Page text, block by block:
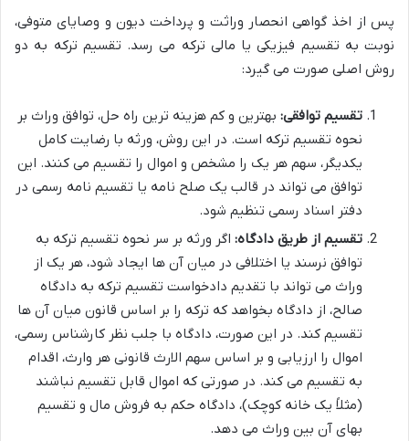
پس از اخذ گواهی انحصار وراثت و پرداخت دیون و وصایای متوفی،
نوبت به تقسیم فیزیکی یا مالی ترکه می رسد. تقسیم ترکه به دو
روش اصلی صورت می گیرد:
تقسیم توافقی: بهترین و کم هزینه ترین راه حل، توافق وراث بر
نحوه تقسیم ترکه است. در این روش، ورثه با رضایت کامل
یکدیگر، سهم هر یک را مشخص و اموال را تقسیم می کنند. این
توافق می تواند در قالب یک صلح نامه یا تقسیم نامه رسمی در
دفتر اسناد رسمی تنظیم شود.
تقسیم از طریق دادگاه: اگر ورثه بر سر نحوه تقسیم ترکه به
توافق نرسند یا اختلافی در میان آن ها ایجاد شود، هر یک از
وراث می تواند با تقدیم دادخواست تقسیم ترکه به دادگاه
صالح، از دادگاه بخواهد که ترکه را بر اساس قانون میان آن ها
تقسیم کند. در این صورت، دادگاه با جلب نظر کارشناس رسمی،
اموال را ارزیابی و بر اساس سهم الارث قانونی هر وارث، اقدام
به تقسیم می کند. در صورتی که اموال قابل تقسیم نباشند
(مثلاً یک خانه کوچک)، دادگاه حکم به فروش مال و تقسیم
بهای آن بین وراث می دهد.